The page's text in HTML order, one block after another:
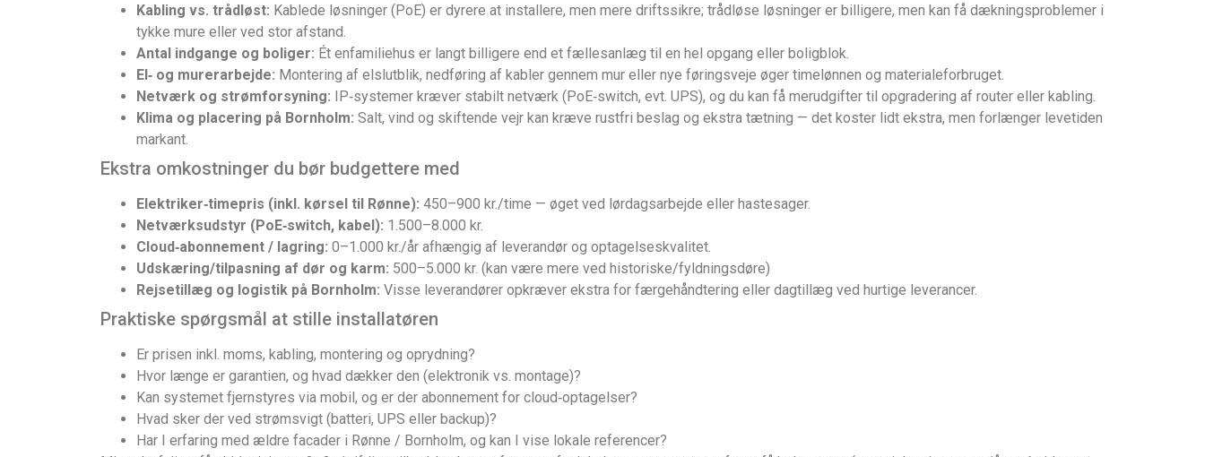
Kabling vs. trådløst: Kablede løsninger (PoE) er dyrere at installere, men mere driftssikre; trådløse løsninger er billigere, men kan få dækningsproblemer i
tykke mure eller ved stor afstand.
Antal indgange og boliger: Ét enfamiliehus er langt billigere end et fællesanlæg til en hel opgang eller boligblok.
El‑ og murerarbejde: Montering af elslutblik, nedføring af kabler gennem mur eller nye føringsveje øger timelønnen og materialeforbruget.
Netværk og strømforsyning: IP‑systemer kræver stabilt netværk (PoE‑switch, evt. UPS), og du kan få merudgifter til opgradering af router eller kabling.
Klima og placering på Bornholm: Salt, vind og skiftende vejr kan kræve rustfri beslag og ekstra tætning — det koster lidt ekstra, men forlænger levetiden
markant.
Ekstra omkostninger du bør budgettere med
Elektriker‑timepris (inkl. kørsel til Rønne): 450–900 kr./time — øget ved lørdagsarbejde eller hastesager.
Netværksudstyr (PoE‑switch, kabel): 1.500–8.000 kr.
Cloud‑abonnement / lagring: 0–1.000 kr./år afhængig af leverandør og optagelseskvalitet.
Udskæring/tilpasning af dør og karm: 500–5.000 kr. (kan være mere ved historiske/fyldningsdøre)
Rejsetillæg og logistik på Bornholm: Visse leverandører opkræver ekstra for færgehåndtering eller dagtillæg ved hurtige leverancer.
Praktiske spørgsmål at stille installatøren
Er prisen inkl. moms, kabling, montering og oprydning?
Hvor længe er garantien, og hvad dækker den (elektronik vs. montage)?
Kan systemet fjernstyres via mobil, og er der abonnement for cloud‑optagelser?
Hvad sker der ved strømsvigt (batteri, UPS eller backup)?
Har I erfaring med ældre facader i Rønne / Bornholm, og kan I vise lokale referencer?